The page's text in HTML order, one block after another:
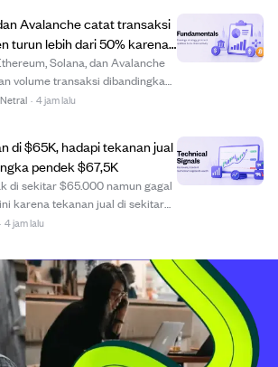
Avalanche catat transaksi
turun lebih dari 50% karena
Solana, dan Avalanche
volume transaksi dibandingkan
token asli mereka—ETH, SOL,
Netral · 4 jam lalu
di $65K, hadapi tekanan jual
pendek $67,5K
di sekitar $65.000 namun gagal
karena tekanan jual di sekitar
pendek $67.523. Basis
hari, menc...
· 4 jam lalu